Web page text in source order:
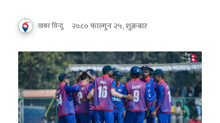
खबर विन्दु २०८० फाल्गुन २५, शुक्रबार